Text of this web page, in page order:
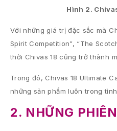
Hình 2.
Với những giá trị đặc sắc mà
Spirit Competition”, “The
thời Chivas 18 cũng trở thành
Trong đó, Chivas 18 Ultimate
những sản phẩm luôn trong
2. NHỮNG